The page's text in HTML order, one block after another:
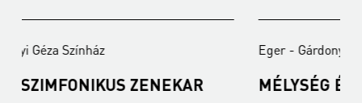
Eger - Gárdonyi Géza Színház
MÉLYSÉG ÉS MAGASSÁG - NAVIA